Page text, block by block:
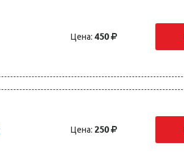
Цена: 450
Цена: 250